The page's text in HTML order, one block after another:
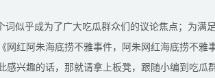
词似乎成为了广大吃瓜群众们的议论焦点；为满
网红阿朱海底捞不雅事件，阿朱网红海底捞不雅
感兴趣的话，那就请拿上板凳，跟随小编到吃瓜